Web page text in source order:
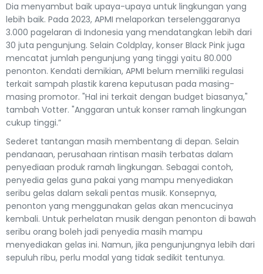
Dia menyambut baik upaya-upaya untuk lingkungan yang
lebih baik. Pada 2023, APMI melaporkan terselenggaranya
3.000 pagelaran di Indonesia yang mendatangkan lebih dari
30 juta pengunjung. Selain Coldplay, konser Black Pink juga
mencatat jumlah pengunjung yang tinggi yaitu 80.000
penonton. Kendati demikian, APMI belum memiliki regulasi
terkait sampah plastik karena keputusan pada masing-
masing promotor. "Hal ini terkait dengan budget biasanya,"
tambah Votter. "Anggaran untuk konser ramah lingkungan
cukup tinggi.”
Sederet tantangan masih membentang di depan. Selain
pendanaan, perusahaan rintisan masih terbatas dalam
penyediaan produk ramah lingkungan. Sebagai contoh,
penyedia gelas guna pakai yang mampu menyediakan
seribu gelas dalam sekali pentas musik. Konsepnya,
penonton yang menggunakan gelas akan mencucinya
kembali. Untuk perhelatan musik dengan penonton di bawah
seribu orang boleh jadi penyedia masih mampu
menyediakan gelas ini. Namun, jika pengunjungnya lebih dari
sepuluh ribu, perlu modal yang tidak sedikit tentunya.